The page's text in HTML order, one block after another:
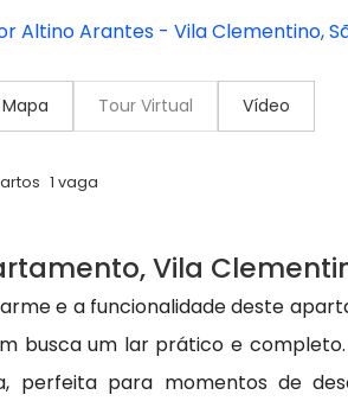
Altino Arantes - Vila Clementino,
Mapa Tour Virtual Vídeo
1 vaga
Vila
e a funcionalidade deste
busca um lar prático e
perfeita para momentos de